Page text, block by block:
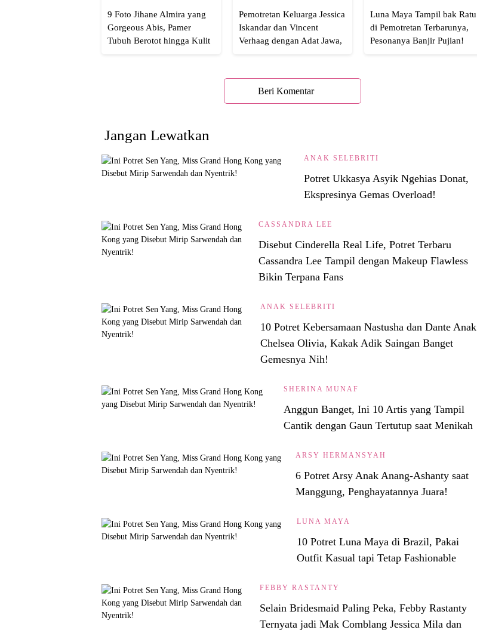
9 Foto Jihane Almira yang
Gorgeous Abis, Pamer
Tubuh Berotot hingga Kulit
Pemotretan Keluarga Jessica
Iskandar dan Vincent
Verhaag dengan Adat Jawa,
Luna Maya Tampil bak Ratu
di Pemotretan Terbarunya,
Pesonanya Banjir Pujian!
Beri Komentar
Jangan Lewatkan
ANAK SELEBRITI
Potret Ukkasya Asyik Ngehias Donat,
Ekspresinya Gemas Overload!
CASSANDRA LEE
Disebut Cinderella Real Life, Potret Terbaru
Cassandra Lee Tampil dengan Makeup Flawless
Bikin Terpana Fans
ANAK SELEBRITI
10 Potret Kebersamaan Nastusha dan Dante Anak
Chelsea Olivia, Kakak Adik Saingan Banget
Gemesnya Nih!
SHERINA MUNAF
Anggun Banget, Ini 10 Artis yang Tampil
Cantik dengan Gaun Tertutup saat Menikah
ARSY HERMANSYAH
6 Potret Arsy Anak Anang-Ashanty saat
Manggung, Penghayatannya Juara!
LUNA MAYA
10 Potret Luna Maya di Brazil, Pakai
Outfit Kasual tapi Tetap Fashionable
FEBBY RASTANTY
Selain Bridesmaid Paling Peka, Febby Rastanty
Ternyata jadi Mak Comblang Jessica Mila dan